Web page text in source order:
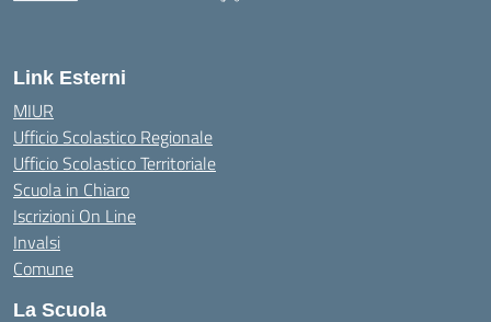
Link Esterni
MIUR
Ufficio Scolastico Regionale
Ufficio Scolastico Territoriale
Scuola in Chiaro
Iscrizioni On Line
Invalsi
Comune
La Scuola